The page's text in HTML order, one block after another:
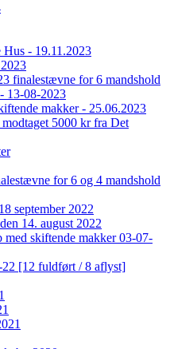
- 19.11.2023
finalestævne for 6 mandshold
13-08-2023
makker - 25.06.2023
5000 kr fra Det
for 6 og 4 mandshold
september 2022
14. august 2022
med skiftende makker 03-07-
[12 fuldført / 8 aflyst]